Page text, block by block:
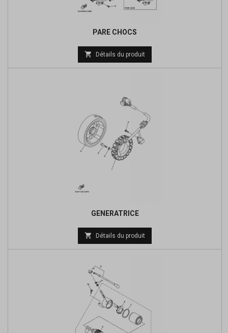
PARE CHOCS
Prix
de
 Détails du produit
GENERATRICE
Prix
de
 Détails du produit